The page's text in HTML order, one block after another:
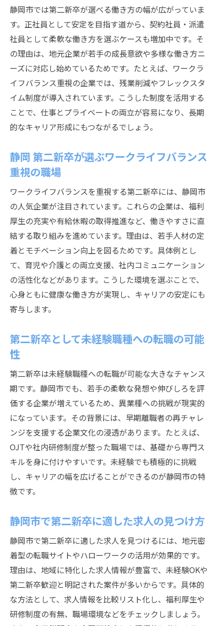
設計
第二新卒とは違う視点で見る将来設計の重
要性
静岡市の人気企業で第二新卒が成長する方
法
第二新卒やめとけと迷う時のキャリア思考
法
静岡 第二新卒が選ぶ将来性ある職場の見極
め方
静岡市では第二新卒が選べる働き方の幅が広がっていま
す。正社員として安定を目指す道から、契約社員・派遣
社員として柔軟な働き方を選ぶケースも増加中です。そ
の理由は、地元企業が若手の成長意欲や多様な働き方ニ
ーズに対応し始めているためです。たとえば、ワークラ
イフバランス重視の企業では、残業削減やフレックスタ
イム制度が導入されています。こうした制度を活用する
ことで、仕事とプライベートの両立が容易になり、長期
的なキャリア形成にもつながるでしょう。
静岡 第二新卒が選ぶワークライフバランス
重視の職場
ワークライフバランスを重視する第二新卒には、静岡市
の人気企業が注目されています。これらの企業は、福利
厚生の充実や有給休暇の取得推進など、働きやすさに直
結する取り組みを進めています。理由は、若手人材の定
着とモチベーション向上を図るためです。具体例とし
て、育児や介護との両立支援、社内コミュニケーション
の活性化などがあります。こうした環境を選ぶことで、
心身ともに健康な働き方が実現し、キャリアの安定にも
寄与します。
第二新卒として未経験職種への転職の可能
性
第二新卒は未経験職種への転職が可能な大きなチャンス
期です。静岡市でも、若手の柔軟な発想や伸びしろを評
価する企業が増えているため、異業種への挑戦が現実的
になっています。その背景には、早期離職者の再チャレ
ンジを支援する企業文化の浸透があります。たとえば、
OJTや社内研修制度が整った職場では、基礎から専門ス
キルを身に付けやすいです。未経験でも積極的に挑戦
し、キャリアの幅を広げることができるのが静岡市の特
徴です。
静岡市で第二新卒に適した求人の見つけ方
静岡市で第二新卒に適した求人を見つけるには、地元密
着型の転職サイトやハローワークの活用が効果的です。
理由は、地域に特化した求人情報が豊富で、未経験OKや
第二新卒歓迎と明記された案件が多いからです。具体的
な方法として、求人情報を比較リスト化し、福利厚生や
研修制度の有無、職場環境などをチェックしましょう。